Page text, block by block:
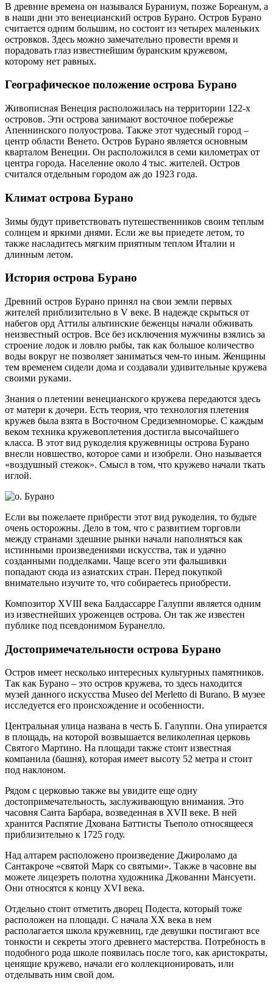
В древние времена он назывался Бураниум, позже Бореанум, а
в наши дни это венецианский остров Бурано. Остров Бурано
считается одним большим, но состоит из четырех маленьких
островков. Здесь можно замечательно провести время и
порадовать глаз известнейшим буранским кружевом,
которому нет равных.
Географическое положение острова Бурано
Живописная Венеция расположилась на территории 122-х
островов. Эти острова занимают восточное побережье
Апеннинского полуострова. Также этот чудесный город –
центр области Венето. Остров Бурано является основным
кварталом Венеции. Он расположился в семи километрах от
центра города. Население около 4 тыс. жителей. Остров
считался отдельным городом аж до 1923 года.
Климат острова Бурано
Зимы будут приветствовать путешественников своим теплым
солнцем и яркими днями. Если же вы приедете летом, то
также насладитесь мягким приятным теплом Италии и
длинным летом.
История острова Бурано
Древний остров Бурано принял на свои земли первых
жителей приблизительно в V веке. В надежде скрыться от
набегов орд Аттилы альтинские беженцы начали обживать
неизвестный остров. Все без исключения мужчины взялись за
строение лодок и ловлю рыбы, так как большое количество
воды вокруг не позволяет заниматься чем-то иным. Женщины
тем временем сидели дома и создавали удивительные кружева
своими руками.
Знания о плетении венецианского кружева передаются здесь
от матери к дочери. Есть теория, что технология плетения
кружев была взята в Восточном Средиземноморье. С каждым
веком техника кружевоплетения достигла высочайшего
класса. В этот вид рукоделия кружевницы острова Бурано
внесли новшество, которое сами и изобрели. Оно называется
«воздушный стежок». Смысл в том, что кружево начали ткать
иглой.
Если вы пожелаете прибрести этот вид рукоделия, то будьте
очень осторожны. Дело в том, что с развитием торговли
между странами здешние рынки начали наполняться как
истинными произведениями искусства, так и удачно
созданными подделками. Чаще всего эти фальшивки
попадают сюда из азиатских стран. Перед покупкой
внимательно изучите то, что собираетесь приобрести.
Композитор XVIII века Балдассарре Галуппи является одним
из известнейших уроженцев острова. Он так же известен
публике под псевдонимом Буранелло.
Достопримечательности острова Бурано
Остров имеет несколько интересных культурных памятников.
Так как Бурано – это остров кружева, то здесь находится
музей данного искусства Museo del Merletto di Burano. В музее
исследуется его происхождение и особенности.
Центральная улица названа в честь Б. Галуппи. Она упирается
в площадь, на которой возвышается великолепная церковь
Святого Мартино. На площади также стоит известная
компанила (башня), которая имеет высоту 52 метра и стоит
под наклоном.
Рядом с церковью также вы увидите еще одну
достопримечательность, заслуживающую внимания. Это
часовня Санта Барбара, возведенная в XVII веке. В ней
хранится Распятие Дхована Баттисты Тьеполо относящееся
приблизительно к 1725 году.
Над алтарем расположено произведение Джироламо да
Сантакроче «святой Марк со святыми». Также в часовне вы
можете лицезреть полотна художника Джованни Мансуети.
Они относятся к концу XVI века.
Отдельно стоит отметить дворец Подеста, который тоже
расположен на площади. С начала XX века в нем
располагается школа кружевниц, где девушки постигают все
тонкости и секреты этого древнего мастерства. Потребность в
подобного рода школе появилась после того, как аристократы,
ценящие кружево, начали его коллекционировать, или
отделывать ним свой дом.